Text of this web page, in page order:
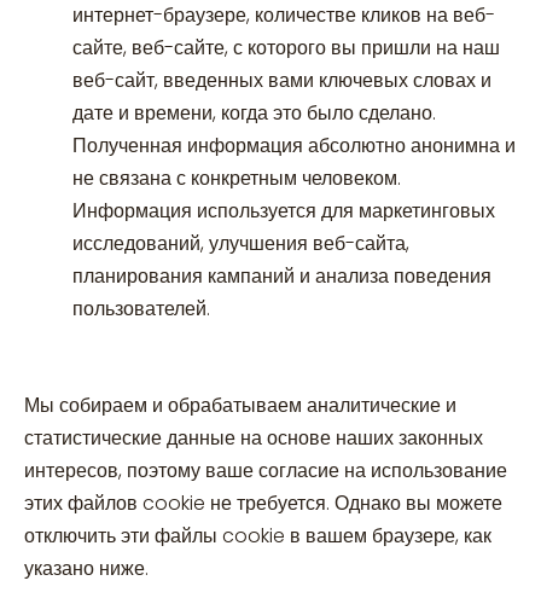
интернет-браузере, количестве кликов на веб-
сайте, веб-сайте, с которого вы пришли на наш
веб-сайт, введенных вами ключевых словах и
дате и времени, когда это было сделано.
Полученная информация абсолютно анонимна и
не связана с конкретным человеком.
Информация используется для маркетинговых
исследований, улучшения веб-сайта,
планирования кампаний и анализа поведения
пользователей.
Мы собираем и обрабатываем аналитические и
статистические данные на основе наших законных
интересов, поэтому ваше согласие на использование
этих файлов cookie не требуется. Однако вы можете
отключить эти файлы cookie в вашем браузере, как
указано ниже.